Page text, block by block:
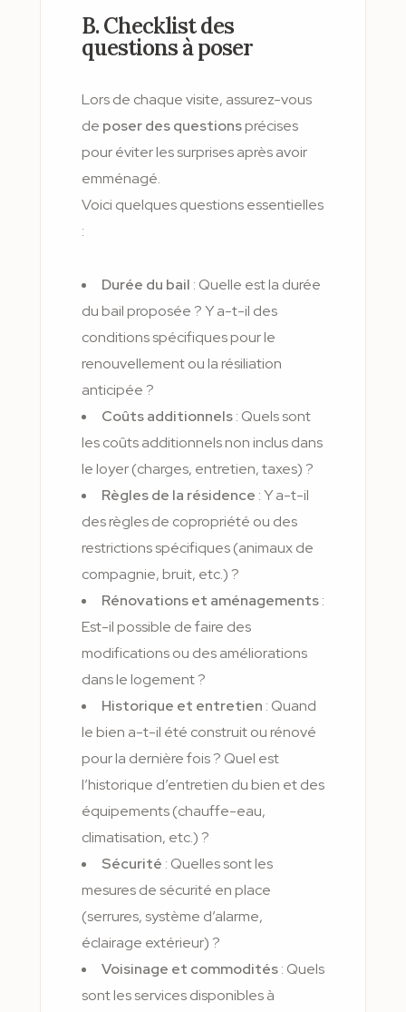
B. Checklist des
questions à poser
Lors de chaque visite, assurez-vous
de poser des questionsprécises
pour éviter les surprises après avoir
emménagé.
Voici quelques questions essentielles
:
Durée du bail : Quelle est la durée
du bail proposée ? Y a-t-il des
conditions spécifiques pour le
renouvellement ou la résiliation
anticipée ?
Coûts additionnels: Quels sont
les coûts additionnels non inclus dans
le loyer (charges, entretien, taxes) ?
Règles de la résidence : Y a-t-il
des règles de copropriété ou des
restrictions spécifiques (animaux de
compagnie, bruit, etc.) ?
Rénovations et aménagements:
Est-il possible de faire des
modifications ou des améliorations
dans le logement ?
Historique et entretien : Quand
le bien a-t-il été construit ou rénové
pour la dernière fois ? Quel est
l’historique d’entretien du bien et des
équipements (chauffe-eau,
climatisation, etc.) ?
Sécurité : Quelles sont les
mesures de sécurité en place
(serrures, système d’alarme,
éclairage extérieur) ?
Voisinage et commodités: Quels
sont les services disponibles à